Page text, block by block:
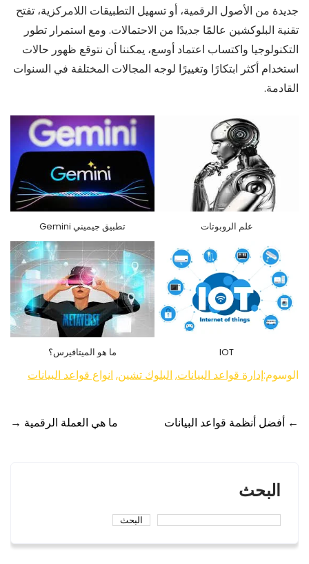
جديدة من الأصول الرقمية، أو تسهيل التطبيقات اللامركزية، تفتح
تقنية البلوكشين عالمًا جديدًا من الاحتمالات. ومع استمرار تطور
التكنولوجيا واكتساب اعتماد أوسع، يمكننا أن نتوقع ظهور حالات
استخدام أكثر ابتكارًا وتغييرًا لوجه المجالات المختلفة في السنوات
القادمة.
علم الروبوتات تطبيق جيميني Gemini
IOT ما هو الميتافيرس؟
الوسوم:إدارة قواعد البيانات, البلوك تشين, انواع قواعد البيانات
Post
← أفضل أنظمة قواعد البيانات ما هي العملة الرقمية →
البحث
البحث